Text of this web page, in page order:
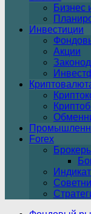
Бизнес
Инвестиции
Акции
Forex